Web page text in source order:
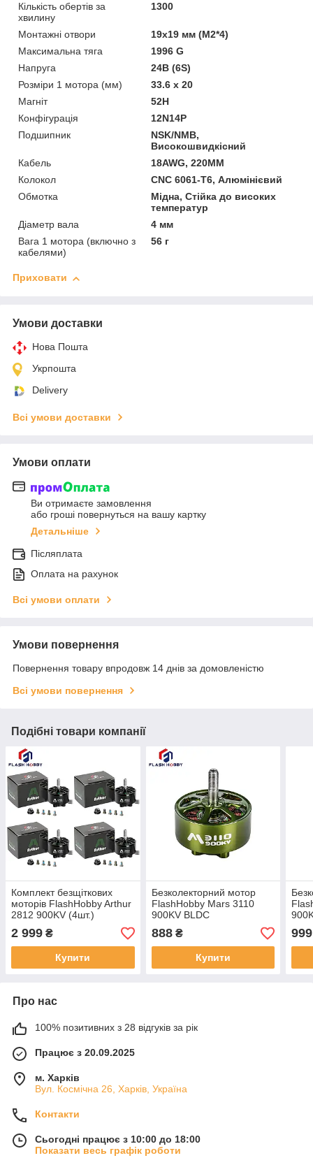
Кількість обертів за
хвилину
1300
Монтажні отвори
19х19 мм (M2*4)
Максимальна тяга
1996 G
Напруга
24В (6S)
Розміри 1 мотора (мм)
33.6 x 20
Магніт
52H
Конфігурація
12N14P
Подшипник
NSK/NMB,
Високошвидкісний
Кабель
18AWG, 220ММ
Колокол
CNC 6061-T6, Алюмінієвий
Обмотка
Мідна, Стійка до високих
температур
Діаметр вала
4 мм
Вага 1 мотора (включно з
кабелями)
56 г
Приховати
Умови доставки
Нова Пошта
Укрпошта
Delivery
Всі умови доставки
Умови оплати
Ви отримаєте замовлення
або гроші повернуться на вашу картку
Детальніше
Післяплата
Оплата на рахунок
Всі умови оплати
Умови повернення
Повернення товару впродовж 14 днів за домовленістю
Всі умови повернення
Подібні товари компанії
Комплект безщіткових
моторів FlashHobby Arthur
2812 900KV (4шт.)
2 999 ₴
Купити
Безколекторний мотор
FlashHobby Mars 3110
900KV BLDC
888₴
Купити
999
Про нас
100% позитивних з 28 відгуків за рік
Працює з 20.09.2025
м. Харків
Вул. Космічна 26, Харків, Україна
Контакти
Сьогодні працює з 10:00 до 18:00
Показати весь графік роботи